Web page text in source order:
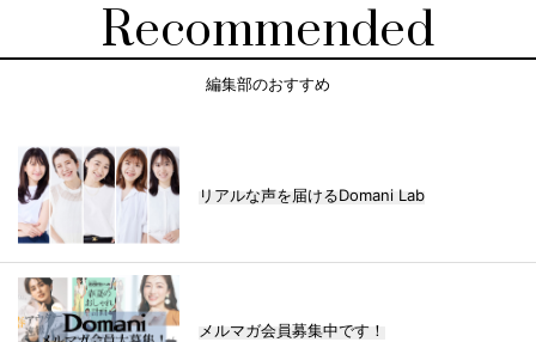
Recommended
編集部のおすすめ
リアルな声を届けるDomani Lab
メルマガ会員募集中です！